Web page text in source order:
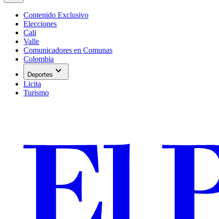
Contenido Exclusivo
Elecciones
Cali
Valle
Comunicadores en Comunas
Colombia
Deportes expand_more
Licita
Turismo